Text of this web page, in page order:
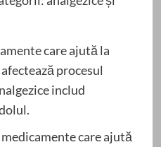
care ajută la
procesul
includ
care ajută